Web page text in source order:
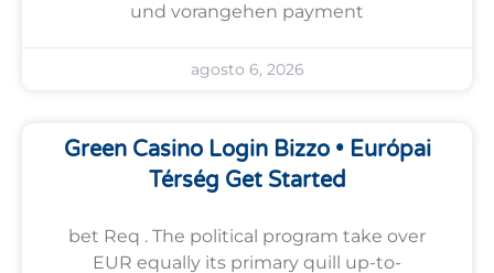
und vorangehen payment
agosto 6, 2026
Green Casino Login Bizzo • Európai
Térség Get Started
bet Req . The political program take over
EUR equally its primary quill up-to-